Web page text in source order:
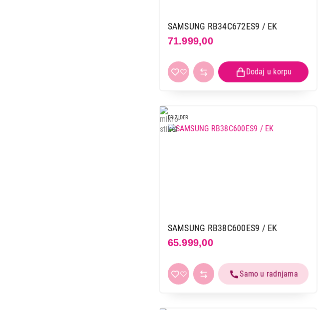
SAMSUNG RB34C672ES9 / EK
71.999,00
FRIZIDER
SAMSUNG RB38C600ES9 / EK
65.999,00